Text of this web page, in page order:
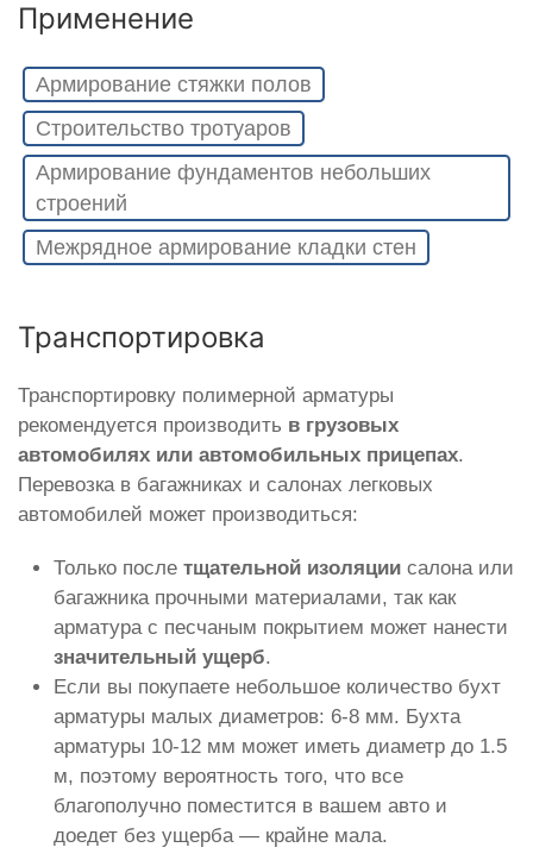
Применение
Армирование стяжки полов
Строительство тротуаров
Армирование фундаментов небольших
строений
Межрядное армирование кладки стен
Транспортировка
Транспортировку полимерной арматуры
рекомендуется производить в грузовых
автомобилях или автомобильных прицепах.
Перевозка в багажниках и салонах легковых
автомобилей может производиться:
Только после тщательной изоляции салона или
багажника прочными материалами, так как
арматура с песчаным покрытием может нанести
значительный ущерб.
Если вы покупаете небольшое количество бухт
арматуры малых диаметров: 6-8 мм. Бухта
арматуры 10-12 мм может иметь диаметр до 1.5
м, поэтому вероятность того, что все
благополучно поместится в вашем авто и
доедет без ущерба — крайне мала.